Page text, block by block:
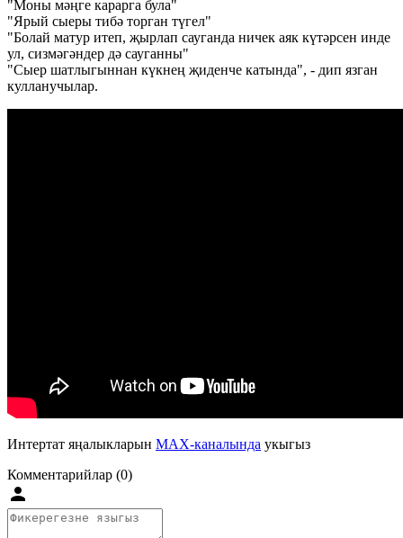
"Моны мәңге карарга була"
"Ярый сыеры тибә торган түгел"
"Болай матур итеп, җырлап сауганда ничек аяк күтәрсен инде
ул, сизмәгәндер дә сауганны"
"Сыер шатлыгыннан күкнең җиденче катында", - дип язган
кулланучылар.
Интертат яңалыкларын MAX-каналында укыгыз
Комментарийлар (0)